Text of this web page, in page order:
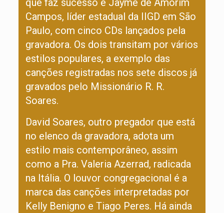
Campos, líder estadual da IIGD em São
Paulo, com cinco CDs lançados pela
gravadora. Os dois transitam por vários
estilos populares, a exemplo das
canções registradas nos sete discos já
gravados pelo Missionário R. R.
Soares.
David Soares, outro pregador que está
no elenco da gravadora, adota um
estilo mais contemporâneo, assim
como a Pra. Valeria Azerrad, radicada
na Itália. O louvor congregacional é a
marca das canções interpretadas por
Kelly Benigno e Tiago Peres. Há ainda